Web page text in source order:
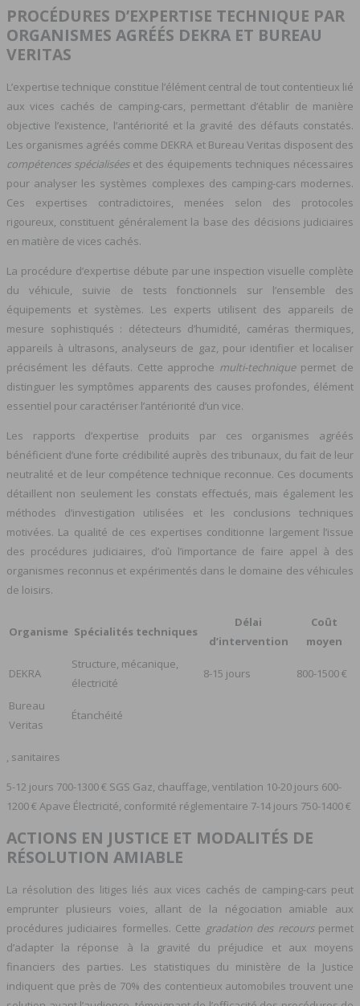
PROCÉDURES D’EXPERTISE TECHNIQUE PAR
ORGANISMES AGRÉÉS DEKRA ET BUREAU
VERITAS
L’expertise technique constitue l’élément central de tout contentieux lié
aux vices cachés de camping-cars, permettant d’établir de manière
objective l’existence, l’antériorité et la gravité des défauts constatés.
Les organismes agréés comme DEKRA et Bureau Veritas disposent des
compétences spécialisées et des équipements techniques nécessaires
pour analyser les systèmes complexes des camping-cars modernes.
Ces expertises contradictoires, menées selon des protocoles
rigoureux, constituent généralement la base des décisions judiciaires
en matière de vices cachés.
La procédure d’expertise débute par une inspection visuelle complète
du véhicule, suivie de tests fonctionnels sur l’ensemble des
équipements et systèmes. Les experts utilisent des appareils de
mesure sophistiqués : détecteurs d’humidité, caméras thermiques,
appareils à ultrasons, analyseurs de gaz, pour identifier et localiser
précisément les défauts. Cette approche multi-technique permet de
distinguer les symptômes apparents des causes profondes, élément
essentiel pour caractériser l’antériorité d’un vice.
Les rapports d’expertise produits par ces organismes agréés
bénéficient d’une forte crédibilité auprès des tribunaux, du fait de leur
neutralité et de leur compétence technique reconnue. Ces documents
détaillent non seulement les constats effectués, mais également les
méthodes d’investigation utilisées et les conclusions techniques
motivées. La qualité de ces expertises conditionne largement l’issue
des procédures judiciaires, d’où l’importance de faire appel à des
organismes reconnus et expérimentés dans le domaine des véhicules
de loisirs.
Organisme Spécialités techniques
Délai
d’intervention
Coût
moyen
DEKRA
Structure, mécanique,
électricité
8-15 jours 800-1500 €
Bureau
Veritas
Étanchéité
, sanitaires
5-12 jours 700-1300 € SGS Gaz, chauffage, ventilation 10-20 jours 600-
1200 € Apave Électricité, conformité réglementaire 7-14 jours 750-1400 €
ACTIONS EN JUSTICE ET MODALITÉS DE
RÉSOLUTION AMIABLE
La résolution des litiges liés aux vices cachés de camping-cars peut
emprunter plusieurs voies, allant de la négociation amiable aux
procédures judiciaires formelles. Cette gradation des recourspermet
d’adapter la réponse à la gravité du préjudice et aux moyens
financiers des parties. Les statistiques du ministère de la Justice
indiquent que près de 70% des contentieux automobiles trouvent une